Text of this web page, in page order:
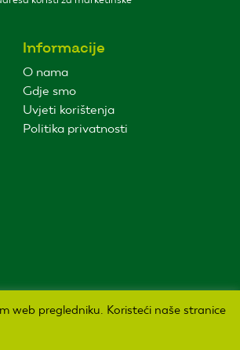
Informacije
O nama
Gdje smo
Uvjeti korištenja
Politika privatnosti
web pregledniku. Koristeći naše stranice